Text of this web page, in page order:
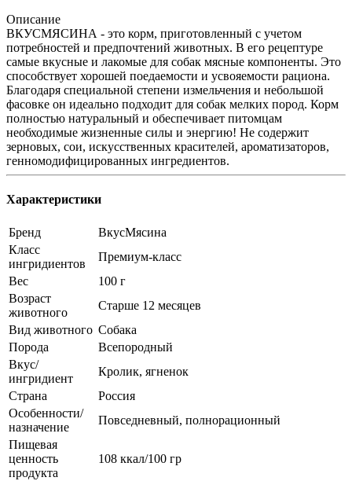
Описание
ВКУСМЯСИНА - это корм, приготовленный с учетом
потребностей и предпочтений животных. В его рецептуре
самые вкусные и лакомые для собак мясные компоненты. Это
способствует хорошей поедаемости и усвояемости рациона.
Благодаря специальной степени измельчения и небольшой
фасовке он идеально подходит для собак мелких пород. Корм
полностью натуральный и обеспечивает питомцам
необходимые жизненные силы и энергию! Не содержит
зерновых, сои, искусственных красителей, ароматизаторов,
генномодифицированных ингредиентов.
Характеристики
Бренд
ВкусМясина
Класс
ингридиентов
Премиум-класс
Вес
100 г
Возраст
животного
Старше 12 месяцев
Вид животного Собака
Порода
Всепородный
Вкус/
ингридиент
Кролик, ягненок
Страна
Россия
Особенности/
назначение
Повседневный, полнорационный
Пищевая
ценность
продукта
108 ккал/100 гр